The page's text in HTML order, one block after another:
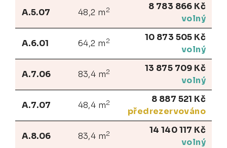
A.5.07 48,2 m 2
8 783 866 Kč
volný
A.6.01 64,2 m 2
10 873 505 Kč
volný
A.7.06 83,4 m2
13 875 709 Kč
volný
A.7.07 48,4 m2
8 887 521 Kč
předrezervováno
A.8.06 83,4 m2
14 140 117 Kč
volný